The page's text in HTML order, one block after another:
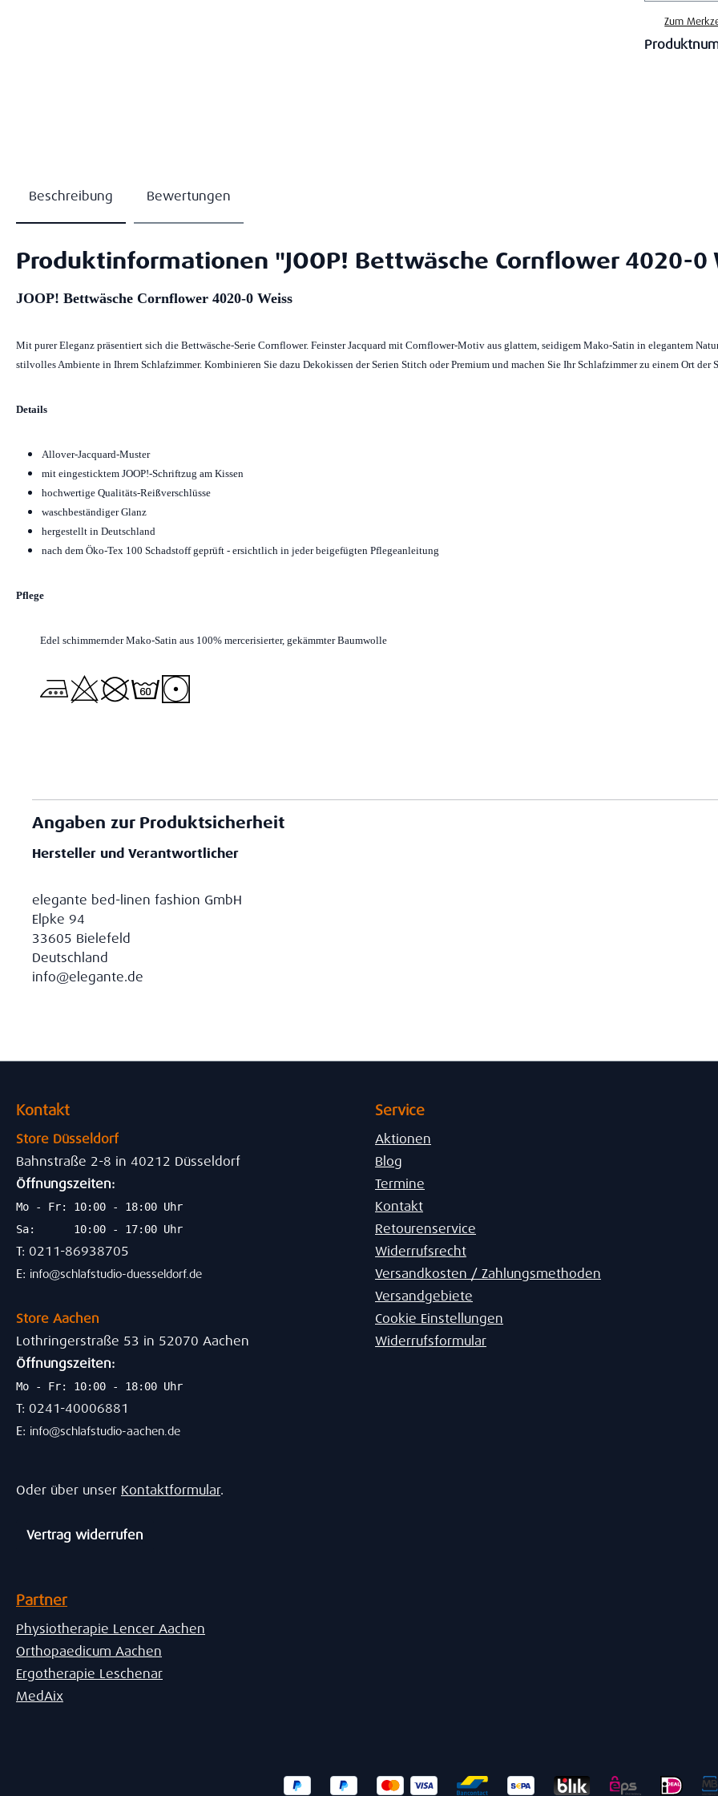
Zum
Beschreibung Bewertungen
Produktinformationen "JOOP! Bettwäsche Cornflower 4020-0
JOOP! Bettwäsche Cornflower 4020-0 Weiss
Mit purer Eleganz präsentiert sich die Bettwäsche-Serie Cornflower. Feinster Jacquard mit Cornflower-Motiv aus glattem, seidigem Mako-Satin in elegantem
stilvolles Ambiente in Ihrem Schlafzimmer. Kombinieren Sie dazu Dekokissen der Serien Stitch oder Premium und machen Sie Ihr Schlafzimmer zu einem Ort der
Details
Allover-Jacquard-Muster
mit eingesticktem JOOP!-Schriftzug am Kissen
hochwertige Qualitäts-Reißverschlüsse
waschbeständiger Glanz
hergestellt in Deutschland
nach dem Öko-Tex 100 Schadstoff geprüft - ersichtlich in jeder beigefügten Pflegeanleitung
Pflege
Edel schimmernder Mako-Satin aus 100% mercerisierter, gekämmter Baumwolle
Angaben zur Produktsicherheit
Hersteller und Verantwortlicher
elegante bed-linen fashion GmbH
Elpke 94
33605 Bielefeld
Deutschland
info@elegante.de
Kontakt
Store Düsseldorf
Bahnstraße 2-8 in 40212 Düsseldorf
Öffnungszeiten:
Mo - Fr: 10:00 - 18:00 Uhr
Sa: 10:00 - 17:00 Uhr
T: 0211-86938705
E: info@schlafstudio-duesseldorf.de
Store Aachen
Lothringerstraße 53 in 52070 Aachen
Öffnungszeiten:
Mo - Fr: 10:00 - 18:00 Uhr
T: 0241-40006881
E: info@schlafstudio-aachen.de
Oder über unser Kontaktformular.
Vertrag widerrufen
Service
Aktionen
Blog
Termine
Kontakt
Retourenservice
Widerrufsrecht
Versandkosten / Zahlungsmethoden
Versandgebiete
Cookie Einstellungen
Widerrufsformular
Partner
Physiotherapie Lencer Aachen
Orthopaedicum Aachen
Ergotherapie Leschenar
MedAix